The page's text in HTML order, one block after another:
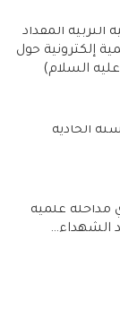
التربية المقداد
إلكترونية حول
السلام)
الحادية
مداخلة علمية
الشهداء…